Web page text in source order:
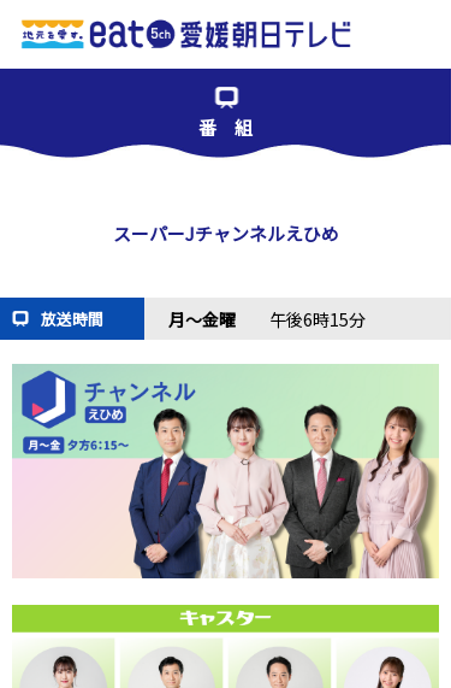
番 組
スーパーJチャンネルえひめ
放送時間 月～金曜 午後6時15分